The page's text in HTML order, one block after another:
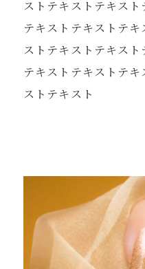
ストテキストテキス
テキストテキストテ
ストテキストテキス
テキストテキストテ
ストテキスト